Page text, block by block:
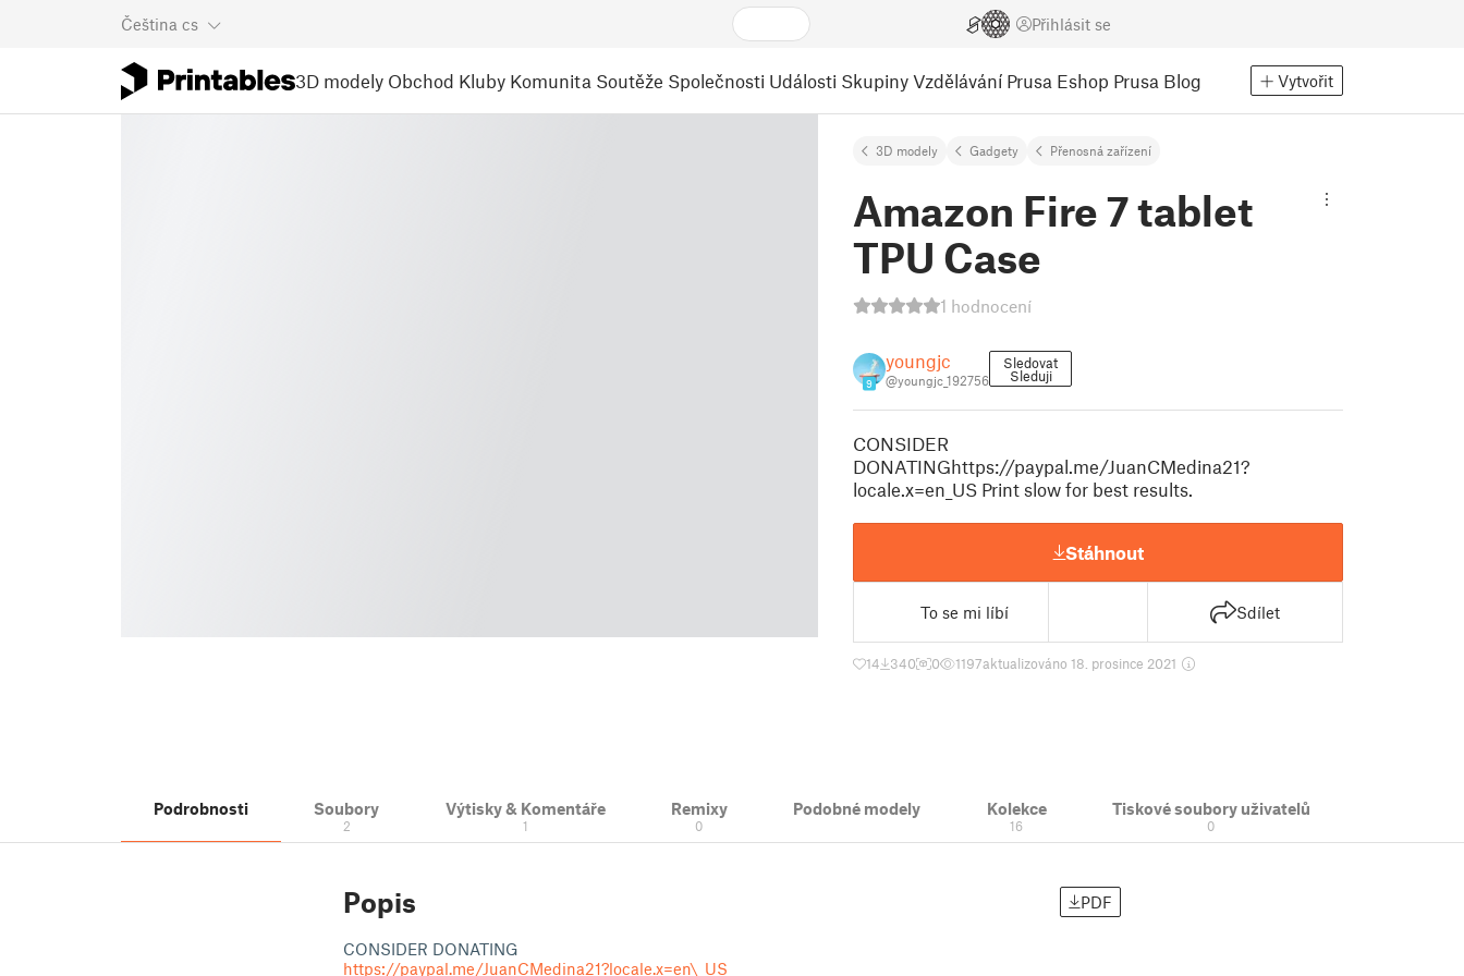
Čeština cs Přihlásit se
3D modely Obchod Kluby Komunita Soutěže Společnosti Události Skupiny Vzdělávání Prusa Eshop Prusa Blog Vytvořit
3D modely Gadgety Přenosná zařízení
Amazon Fire 7 tablet
TPU Case
1 hodnocení
9
youngjc
@youngjc_192756
Sledovat
Sleduji
CONSIDER
DONATINGhttps://paypal.me/JuanCMedina21?
locale.x=en_US Print slow for best results.
Stáhnout
To se mi líbí Sdílet
14 340 0 1197aktualizováno 18. prosince 2021
Podrobnosti Soubory
2
Výtisky & Komentáře
1
Remixy
0
Podobné modely Kolekce
16
Tiskové soubory uživatelů
0
Popis PDF
CONSIDER DONATING
https://paypal.me/JuanCMedina21?locale.x=en\_US